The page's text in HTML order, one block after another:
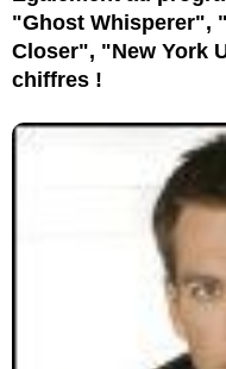
"Ghost Whisperer",
Closer", "New York
chiffres !